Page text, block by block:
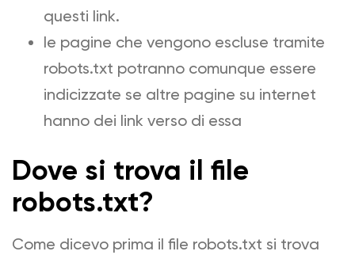
questi link.
le pagine che vengono escluse tramite
robots.txt potranno comunque essere
indicizzate se altre pagine su internet
hanno dei link verso di essa
Dove si trova il file
robots.txt?
Come dicevo prima il file robots.txt si trova